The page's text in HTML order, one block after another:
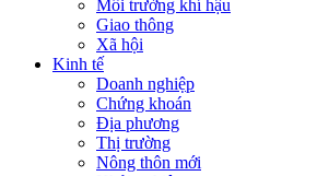
Môi trường khí hậu
Giao thông
Xã hội
Kinh tế
Doanh nghiệp
Chứng khoán
Địa phương
Thị trường
Nông thôn mới